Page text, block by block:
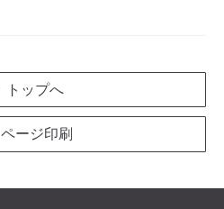
ページ印刷
トップへ